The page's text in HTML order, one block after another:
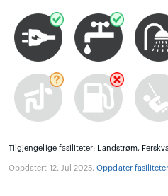
Tilgjengelige fasiliteter: Landstrøm,
Oppdatert 12. Jul 2025.Oppdater fasiliteter